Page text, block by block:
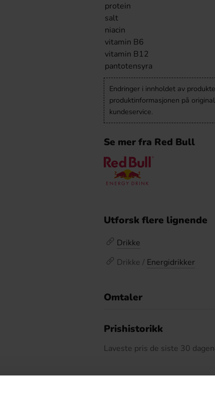
protein
salt
niacin
vitamin B6
vitamin B12
pantotensyra
Endringer i innholdet av
produktinformasjonen på
kundeservice.
Se mer fra Red Bull
Utforsk flere lignende
Drikke
Drikke / Energidrikker
Omtaler
Prishistorikk
Laveste pris de siste 30